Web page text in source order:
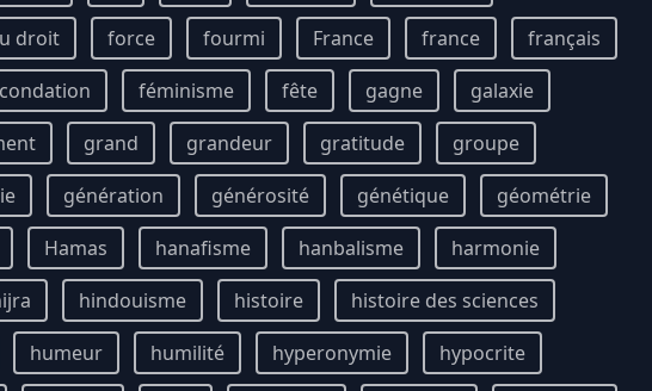
droit force fourmi France france
français
féminisme fête gagne
galaxie
grand grandeur gratitude
groupe
génération générosité génétique
géométrie
Hamas hanafisme hanbalisme
harmonie
hindouisme histoire
histoire des sciences
humeur humilité hyperonymie
hypocrite